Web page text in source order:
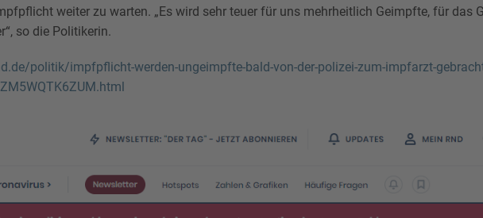
weiter zu warten. „Es wird sehr teuer für uns mehrheitlich Geimpfte, für das
so die Politikerin.
politik/impfpflicht-werden-ungeimpfte-bald-von-der-polizei-zum-impfarzt-